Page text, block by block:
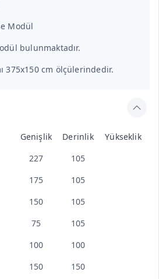
Modül
bulunmaktadır.
375x150 cm ölçülerindedir.
Genişlik Derinlik
Yükseklik
227
105
175
105
150
105
75
105
100
100
150
150